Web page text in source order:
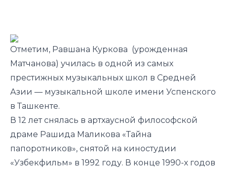
Отметим, Равшана Куркова (урожденная
Матчанова) училась в одной из самых
престижных музыкальных школ в Средней
Азии — музыкальной школе имени Успенского
в Ташкенте.
В 12 лет снялась в артхаусной философской
драме Рашида Маликова «Тайна
папоротников», снятой на киностудии
«Узбекфильм» в 1992 году. В конце 1990-х годов